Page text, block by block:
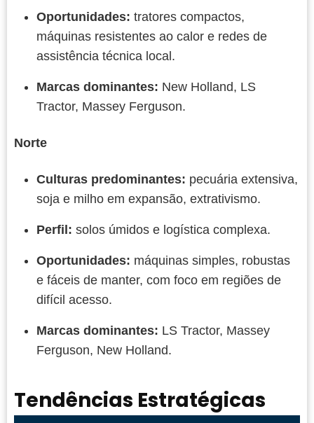
Oportunidades: tratores compactos,
máquinas resistentes ao calor e redes de
assistência técnica local.
Marcas dominantes: New Holland, LS
Tractor, Massey Ferguson.
Norte
Culturas predominantes: pecuária extensiva,
soja e milho em expansão, extrativismo.
Perfil: solos úmidos e logística complexa.
Oportunidades: máquinas simples, robustas
e fáceis de manter, com foco em regiões de
difícil acesso.
Marcas dominantes: LS Tractor, Massey
Ferguson, New Holland.
Tendências Estratégicas